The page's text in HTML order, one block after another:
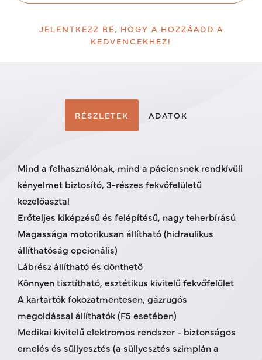
JELENTKEZZ BE, HOGY A HOZZÁADD A
KEDVENCEKHEZ!
RÉSZLETEK ADATOK
Mind a felhasználónak, mind a páciensnek rendkívüli
kényelmet biztosító, 3-részes fekvőfelületű
kezelőasztal
Erőteljes kiképzésű és felépítésű, nagy teherbírású
Magassága motorikusan állítható (hidraulikus
állíthatóság opcionális)
Lábrész állítható és dönthető
Könnyen tisztítható, esztétikus kivitelű fekvőfelület
A kartartók fokozatmentesen, gázrugós
megoldással állíthatók (F5 esetében)
Medikai kivitelű elektromos rendszer - biztonságos
emelés és süllyesztés (a süllyesztés szimplán a